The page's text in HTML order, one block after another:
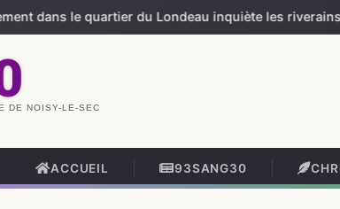
du Londeau inquiète les riverains —
DE NOISY-LE-SEC
ACCUEIL 93SANG30